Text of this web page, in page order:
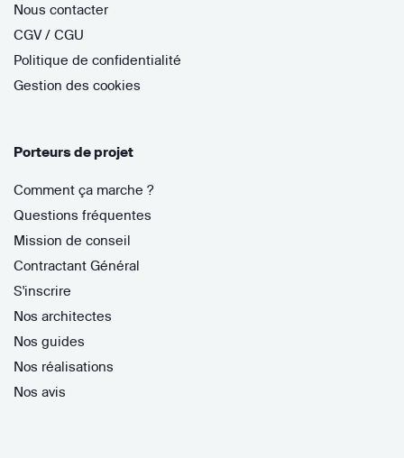
Nous contacter
CGV / CGU
Politique de confidentialité
Gestion des cookies
Porteurs de projet
Comment ça marche ?
Questions fréquentes
Mission de conseil
Contractant Général
S'inscrire
Nos architectes
Nos guides
Nos réalisations
Nos avis